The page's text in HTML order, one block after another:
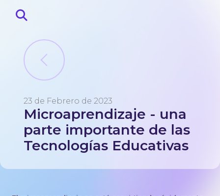
Principal
Sobre
Blog
Contactos
23 de Febrero de 2023
Microaprendizaje - una
parte importante de las
Tecnologías Educativas